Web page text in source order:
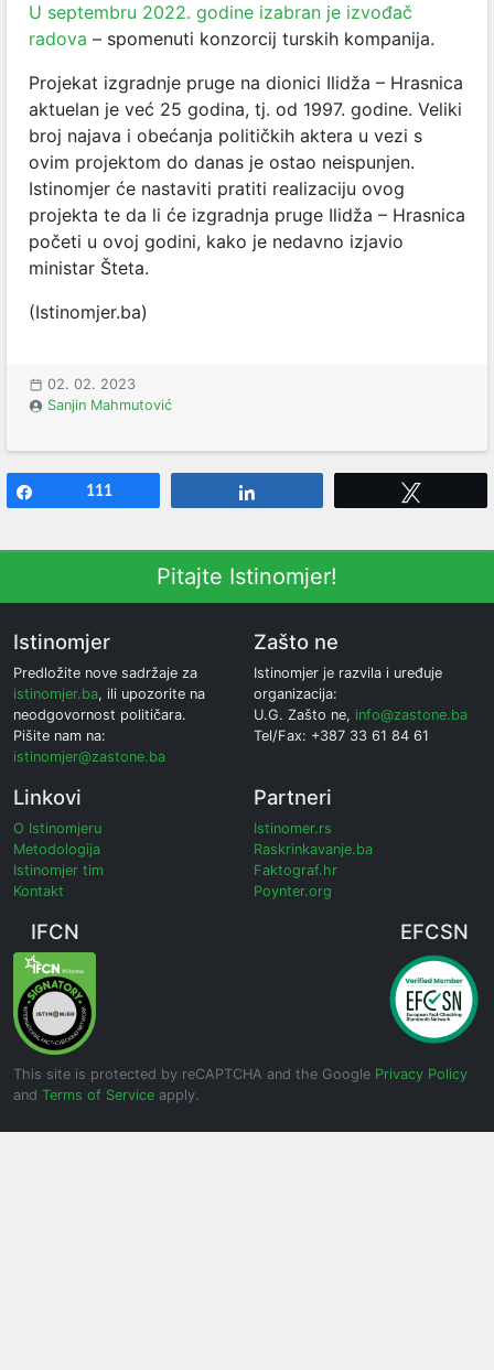
U septembru 2022. godine izabran je izvođač
radova – spomenuti konzorcij turskih kompanija.
Projekat izgradnje pruge na dionici Ilidža – Hrasnica
aktuelan je već 25 godina, tj. od 1997. godine. Veliki
broj najava i obećanja političkih aktera u vezi s
ovim projektom do danas je ostao neispunjen.
Istinomjer će nastaviti pratiti realizaciju ovog
projekta te da li će izgradnja pruge Ilidža – Hrasnica
početi u ovoj godini, kako je nedavno izjavio
ministar Šteta.
(Istinomjer.ba)
02. 02. 2023
Sanjin Mahmutović
111
Pitajte Istinomjer!
Istinomjer
Predložite nove sadržaje za
istinomjer.ba, ili upozorite na
neodgovornost političara.
Pišite nam na:
istinomjer@zastone.ba
Zašto ne
Istinomjer je razvila i uređuje
organizacija:
U.G. Zašto ne, info@zastone.ba
Tel/Fax: +387 33 61 84 61
Linkovi
O Istinomjeru
Metodologija
Istinomjer tim
Kontakt
Partneri
Istinomer.rs
Raskrinkavanje.ba
Faktograf.hr
Poynter.org
IFCN EFCSN
This site is protected by reCAPTCHA and the Google Privacy Policy
and Terms of Service apply.